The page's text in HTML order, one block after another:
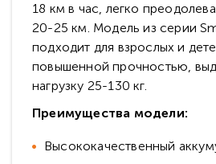
18 км в час, легко
20-25 км. Модель из серии
подходит для взрослых и
повышенной прочностью,
нагрузку 25-130 кг.
Преимущества модели:
Высококачественный